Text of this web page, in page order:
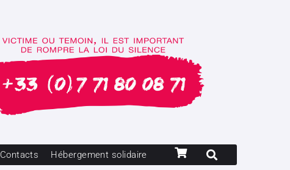
Contacts Hébergement solidaire